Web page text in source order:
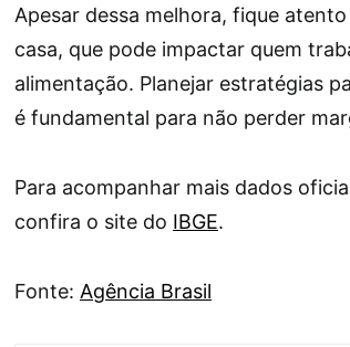
Apesar dessa melhora, fique
casa, que pode impactar quem
alimentação. Planejar estratégias
é fundamental para não perder
Para acompanhar mais dados
confira o site do IBGE.
Fonte: Agência Brasil